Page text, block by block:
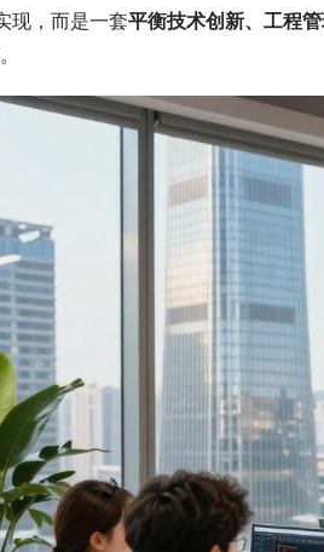
现，而是一套平衡技术创新、工程